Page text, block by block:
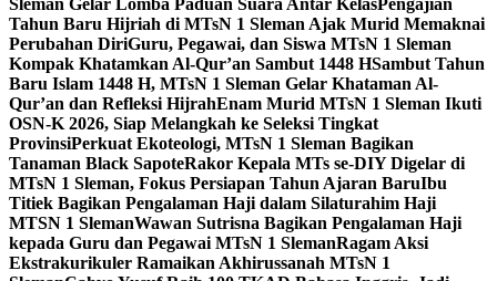
Sleman Gelar Lomba Paduan Suara Antar KelasPengajian
Tahun Baru Hijriah di MTsN 1 Sleman Ajak Murid Memaknai
Perubahan DiriGuru, Pegawai, dan Siswa MTsN 1 Sleman
Kompak Khatamkan Al-Qur’an Sambut 1448 HSambut Tahun
Baru Islam 1448 H, MTsN 1 Sleman Gelar Khataman Al-
Qur’an dan Refleksi HijrahEnam Murid MTsN 1 Sleman Ikuti
OSN-K 2026, Siap Melangkah ke Seleksi Tingkat
ProvinsiPerkuat Ekoteologi, MTsN 1 Sleman Bagikan
Tanaman Black SapoteRakor Kepala MTs se-DIY Digelar di
MTsN 1 Sleman, Fokus Persiapan Tahun Ajaran BaruIbu
Titiek Bagikan Pengalaman Haji dalam Silaturahim Haji
MTSN 1 SlemanWawan Sutrisna Bagikan Pengalaman Haji
kepada Guru dan Pegawai MTsN 1 SlemanRagam Aksi
Ekstrakurikuler Ramaikan Akhirussanah MTsN 1